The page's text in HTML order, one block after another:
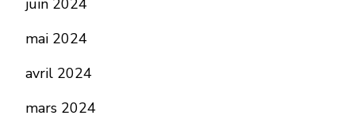
juin 2024
mai 2024
avril 2024
mars 2024